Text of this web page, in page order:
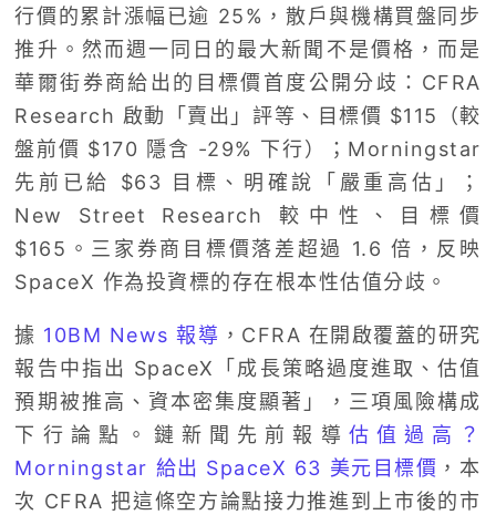
行價的累計漲幅已逾 25%，散戶與機構買盤同步
推升。然而週一同日的最大新聞不是價格，而是
華爾街券商給出的目標價首度公開分歧：CFRA
Research 啟動「賣出」評等、目標價 $115（較
盤前價 $170 隱含 -29% 下行）；Morningstar
先前已給 $63 目標、明確說「嚴重高估」；
New Street Research 較中性、目標價
$165。三家券商目標價落差超過 1.6 倍，反映
SpaceX 作為投資標的存在根本性估值分歧。
據 10BM News 報導 ，CFRA 在開啟覆蓋的研究
報告中指出 SpaceX「成長策略過度進取、估值
預期被推高、資本密集度顯著」，三項風險構成
下行論點。鏈新聞先前報導 估值過高？
Morningstar 給出 SpaceX 63 美元目標價 ，本
次 CFRA 把這條空方論點接力推進到上市後的市